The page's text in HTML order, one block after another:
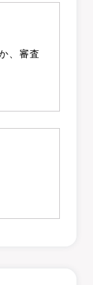
、審査